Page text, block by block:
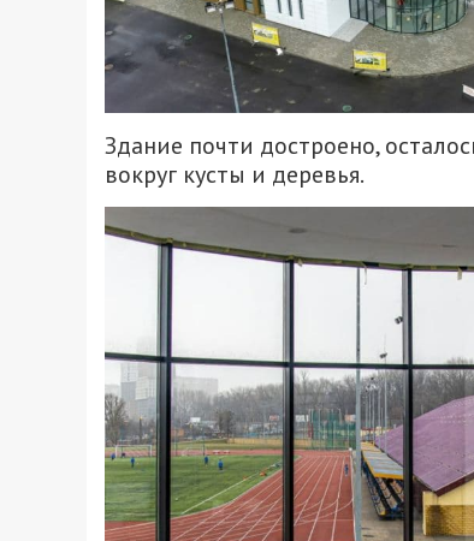
Здание почти достроено,
вокруг кусты и деревья.